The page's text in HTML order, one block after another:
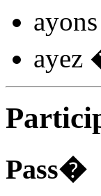
ayez
Pass�